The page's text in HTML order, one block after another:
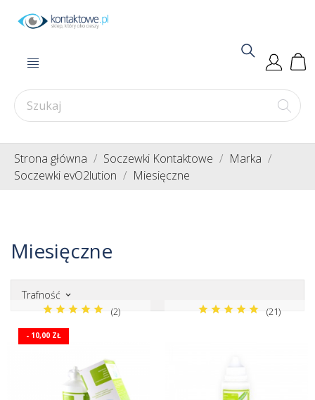
Strona główna Soczewki Kontaktowe
Marka
Soczewki evO2lution
Miesięczne
Miesięczne
Trafność keyboard_arrow_down
(2)
- 10,00 ZŁ
(21)